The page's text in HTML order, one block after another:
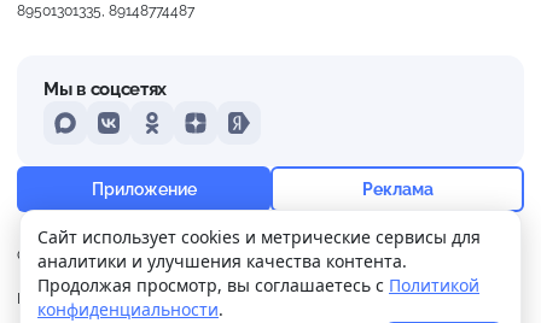
+15° Сильная морось
Ощущается как +15
20 м/с 760 мм 84%
89501301335, 89148774487
О нас Контакты Прислать новость
Реклама
Политика
конфиденциальности
Мы в соцсетях
MAXVKontakteOdnoklassniki
DzenYandex
Приложение Реклама
Сайт использует cookies и метрические сервисы для
аналитики и улучшения качества контента.
Продолжая просмотр, вы соглашаетесь с Политикой
конфиденциальности.